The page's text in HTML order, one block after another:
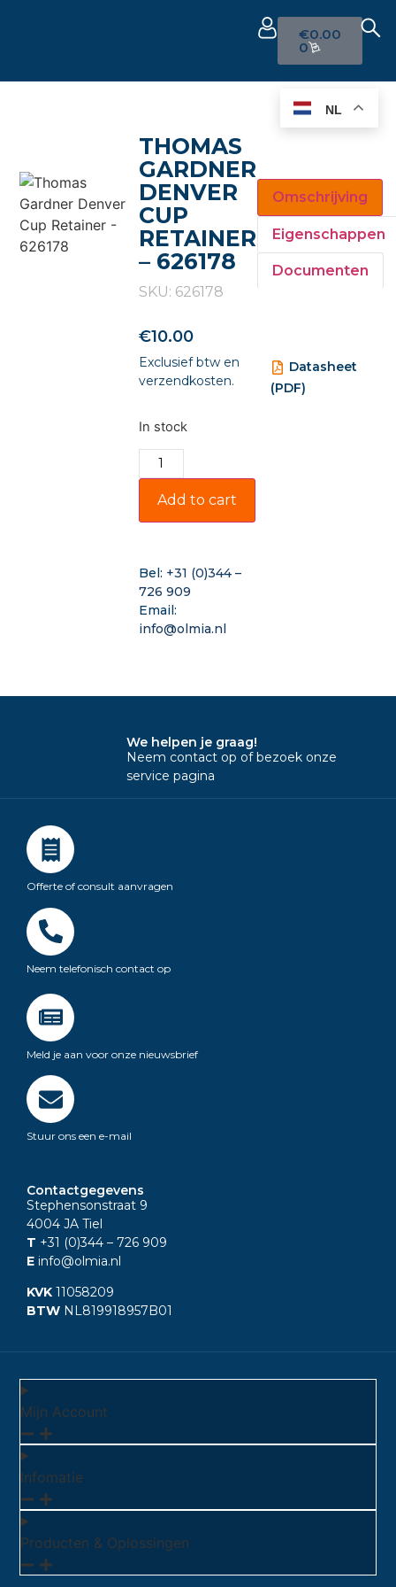
€0.00
0
THOMAS
GARDNER
DENVER
CUP
RETAINER
– 626178
SKU: 626178
€10.00
Exclusief btw en
verzendkosten.
In stock
Add to cart
Bel: +31 (0)344 –
726 909
Email:
info@olmia.nl
Omschrijving
Eigenschappen
Documenten
Datasheet
(PDF)
We helpen je graag!
Neem contact op of bezoek onze
service pagina
Offerte of consult aanvragen
Neem telefonisch contact op
Meld je aan voor onze nieuwsbrief
Stuur ons een e-mail
Contactgegevens
Stephensonstraat 9
4004 JA Tiel
T +31 (0)344 – 726 909
E info@olmia.nl
KVK 11058209
BTW NL819918957B01
Mijn Account
Infomatie
Producten & Oplossingen
NL